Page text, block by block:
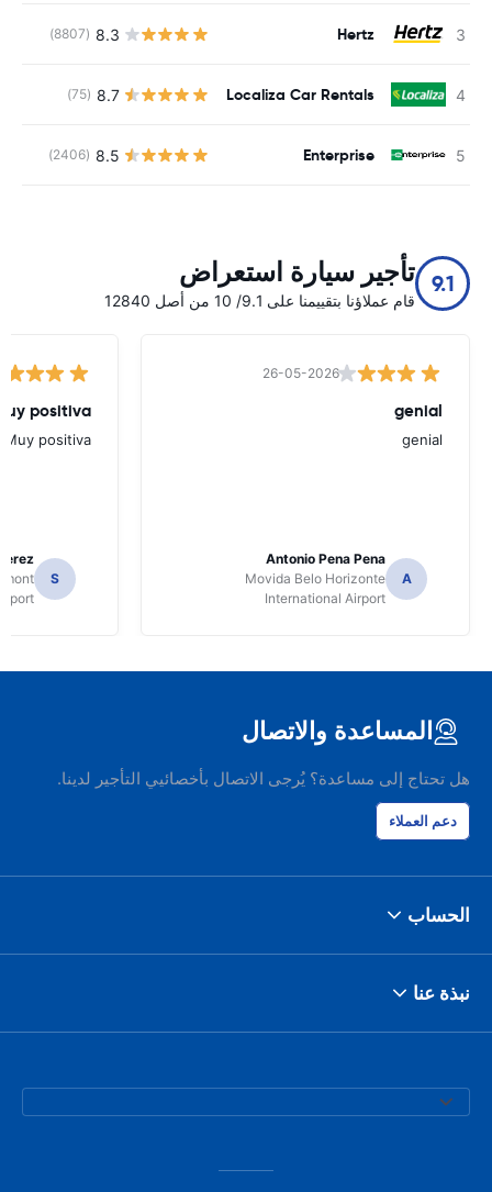
Hertz
8.3
(8807)
Localiza Car Rentals
8.7
(75)
Enterprise
8.5
(2406)
9.1 تأجير سيارة استعراض
قام عملاؤنا بتقييمنا على 9.1/ 10 من أصل 12840
26-05-2026
genial
genial
A
Antonio Pena Pena
Movida Belo Horizonte
International Airport
positiva
Muy positiva
S
المساعدة والاتصال
هل تحتاج إلى مساعدة؟ يُرجى الاتصال بأخصائيي التأجير لدينا.
دعم العملاء
الحساب
نبذة عنا